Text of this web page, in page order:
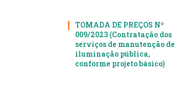
TOMADA DE PREÇOS Nº
009/2023 (Contratação dos
serviços de manutenção de
iluminação pública,
conforme projeto básico)